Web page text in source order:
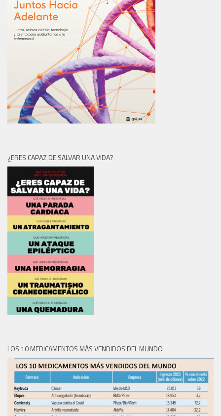
¿ERES CAPAZ DE SALVAR UNA VIDA?
LOS 10 MEDICAMENTOS MÁS VENDIDOS DEL MUNDO